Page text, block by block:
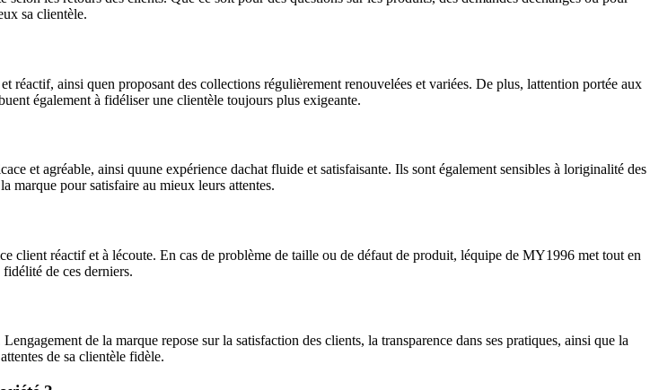
sa clientèle.
ainsi quen proposant des collections régulièrement renouvelées et variées. De plus, lattention portée aux
également à fidéliser une clientèle toujours plus exigeante.
et agréable, ainsi quune expérience dachat fluide et satisfaisante. Ils sont également sensibles à loriginalité des
marque pour satisfaire au mieux leurs attentes.
client réactif et à lécoute. En cas de problème de taille ou de défaut de produit, léquipe de MY1996 met tout en
de ces derniers.
de la marque repose sur la satisfaction des clients, la transparence dans ses pratiques, ainsi que la
de sa clientèle fidèle.